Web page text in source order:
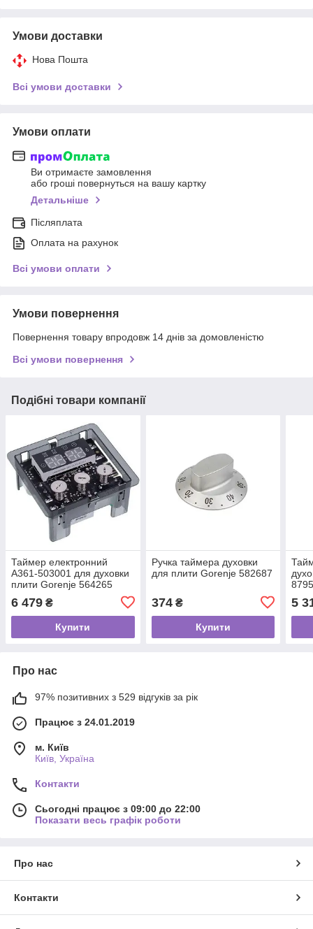
Умови доставки
Нова Пошта
Всі умови доставки
Умови оплати
Ви отримаєте замовлення
або гроші повернуться на вашу картку
Детальніше
Післяплата
Оплата на рахунок
Всі умови оплати
Умови повернення
Повернення товару впродовж 14 днів за домовленістю
Всі умови повернення
Подібні товари компанії
Таймер електронний
A361-503001 для духовки
плити Gorenje 564265
6 479 ₴
Купити
Ручка таймера духовки
для плити Gorenje 582687
374₴
Купити
5
Про нас
97% позитивних з 529 відгуків за рік
Працює з 24.01.2019
м. Київ
Київ, Україна
Контакти
Сьогодні працює з 09:00 до 22:00
Показати весь графік роботи
Про нас
Контакти